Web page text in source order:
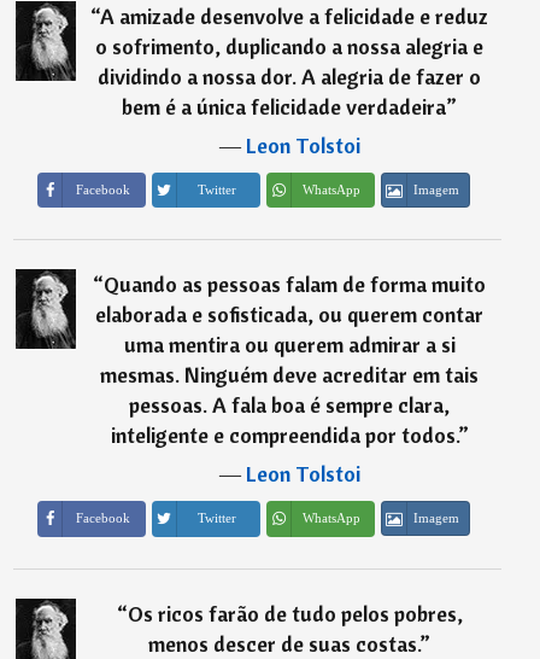
“A amizade desenvolve a felicidade e reduz
o sofrimento, duplicando a nossa alegria e
dividindo a nossa dor. A alegria de fazer o
bem é a única felicidade verdadeira”
―Leon Tolstoi
Facebook Twitter WhatsApp Imagem
“Quando as pessoas falam de forma muito
elaborada e sofisticada, ou querem contar
uma mentira ou querem admirar a si
mesmas. Ninguém deve acreditar em tais
pessoas. A fala boa é sempre clara,
inteligente e compreendida por todos.”
―Leon Tolstoi
Facebook Twitter WhatsApp Imagem
“Os ricos farão de tudo pelos pobres,
menos descer de suas costas.”